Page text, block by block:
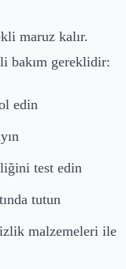
maruz kalır.
bakım gereklidir:
edin
test edin
tutun
malzemeleri ile